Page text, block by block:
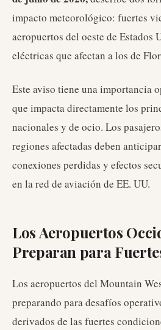
impacto meteorológico: fuertes
aeropuertos del oeste de Estados
eléctricas que afectan a los de
Este aviso tiene una importancia
que impacta directamente los
nacionales y de ocio. Los
regiones afectadas deben
conexiones perdidas y efectos
en la red de aviación de EE. UU.
Los Aeropuertos
Preparan para
Los aeropuertos del Mountain
preparando para desafíos
derivados de las fuertes